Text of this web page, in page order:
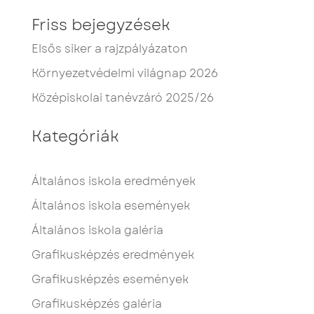
Friss bejegyzések
Elsős siker a rajzpályázaton
Környezetvédelmi világnap 2026
Középiskolai tanévzáró 2025/26
Kategóriák
Általános iskola eredmények
Általános iskola események
Általános iskola galéria
Grafikusképzés eredmények
Grafikusképzés események
Grafikusképzés galéria